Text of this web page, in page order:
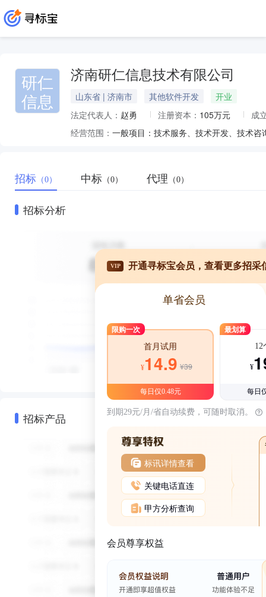
研仁
信息
济南研仁信息技术有限公司
山东省 | 济南市 其他软件开发
开业
法定代表人： 赵勇 注册资本： 105万元
成
经营范围：
招标 （0） 中标 （0） 代理 （0）
招标分析
招标产品
VIP 开通寻标宝会员，查看更多招采
单省会员
限购一次
首月试用
¥14.9 ¥39
每日仅0.48元
最划算
12
¥
每日
到期29元/月/省自动续费，可随时取消。
标讯详情查看
关键电话直连
甲方分析查询
会员尊享权益